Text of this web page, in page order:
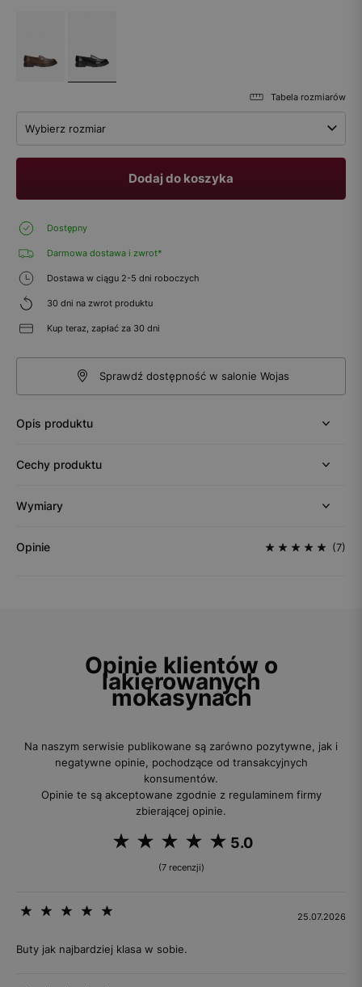
Tabela rozmiarów
Wybierz rozmiar
Dodaj do koszyka
Dostępny
Darmowa dostawa i zwrot*
Dostawa w ciągu 2-5 dni roboczych
30 dni na zwrot produktu
Kup teraz, zapłać za 30 dni
Sprawdź dostępność w salonie Wojas
Opis produktu
Cechy produktu
Wymiary
Opinie (7)
Opinie klientów o
lakierowanych
mokasynach
Na naszym serwisie publikowane są zarówno pozytywne, jak i
negatywne opinie, pochodzące od transakcyjnych
konsumentów.
Opinie te są akceptowane zgodnie z regulaminem firmy
zbierającej opinie.
5.0
(7 recenzji)
25.07.2026
Buty jak najbardziej klasa w sobie.